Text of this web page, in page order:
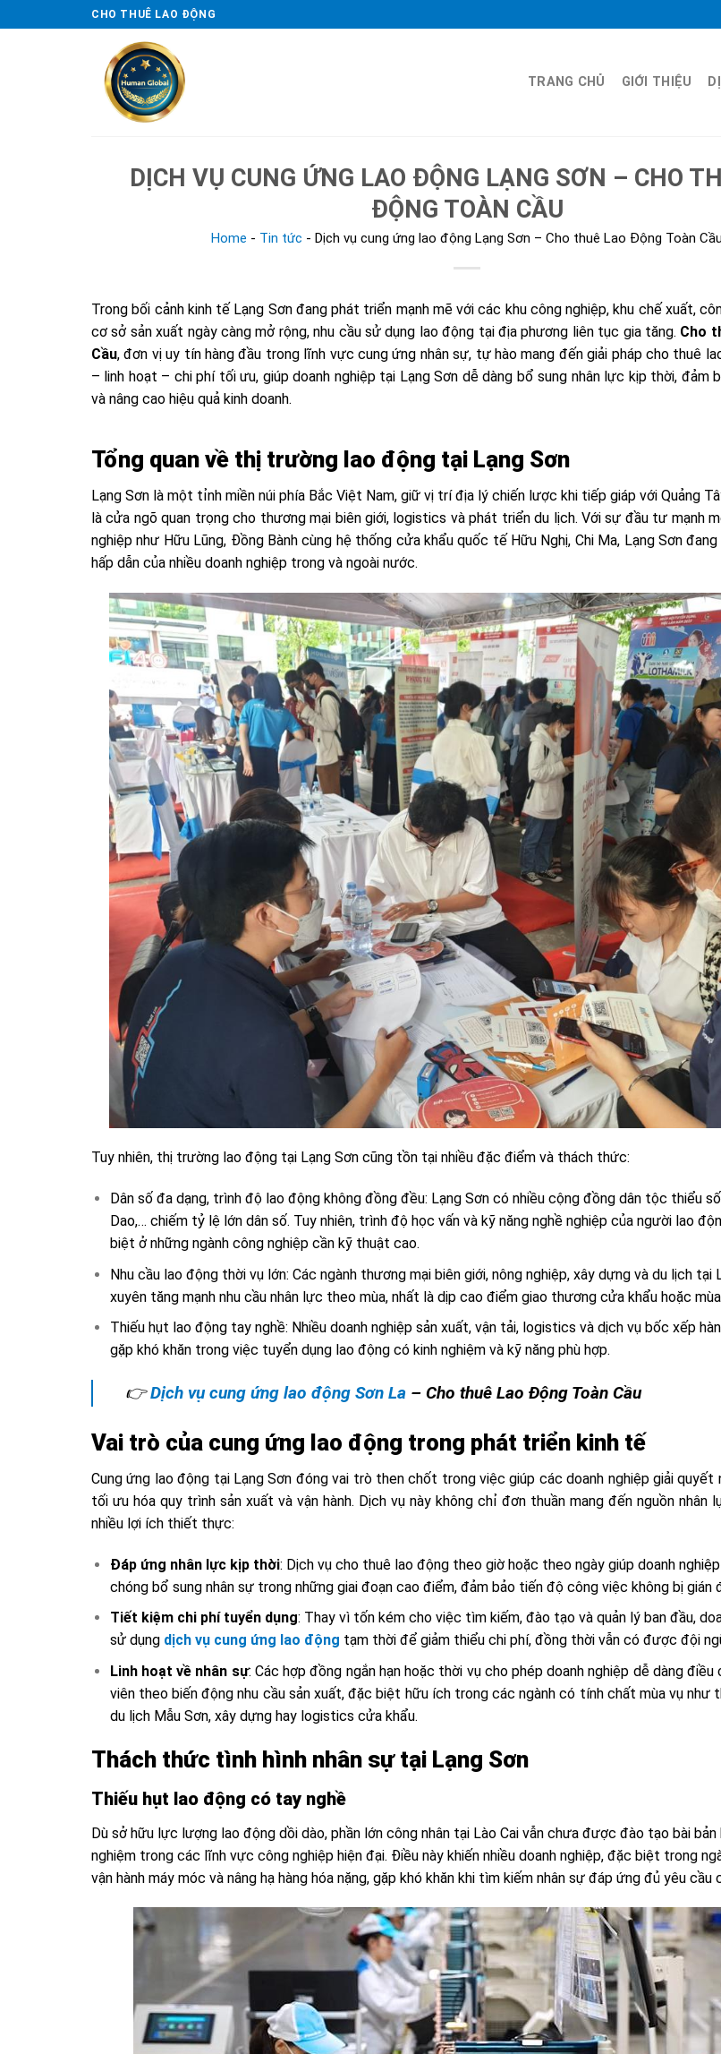
to
CHO THUÊ LAO ĐỘNG
TRANG CHỦ GIỚI THIỆU
DỊCH VỤ CUNG ỨNG LAO ĐỘNG LẠNG SƠN – CHO
ĐỘNG TOÀN CẦU
Home - Tin tức - Dịch vụ cung ứng lao động Lạng Sơn – Cho thuê Lao Động Toàn Cầu
Trong bối cảnh kinh tế Lạng Sơn đang phát triển mạnh mẽ với các khu công nghiệp, khu chế xuất,
cơ sở sản xuất ngày càng mở rộng, nhu cầu sử dụng lao động tại địa phương liên tục gia tăng. Cho
Cầu, đơn vị uy tín hàng đầu trong lĩnh vực cung ứng nhân sự, tự hào mang đến giải pháp cho thuê
– linh hoạt – chi phí tối ưu, giúp doanh nghiệp tại Lạng Sơn dễ dàng bổ sung nhân lực kịp thời, đảm
và nâng cao hiệu quả kinh doanh.
Tổng quan về thị trường lao động tại Lạng Sơn
Lạng Sơn là một tỉnh miền núi phía Bắc Việt Nam, giữ vị trí địa lý chiến lược khi tiếp giáp với Quảng
là cửa ngõ quan trọng cho thương mại biên giới, logistics và phát triển du lịch. Với sự đầu tư mạnh
nghiệp như Hữu Lũng, Đồng Bành cùng hệ thống cửa khẩu quốc tế Hữu Nghị, Chi Ma, Lạng Sơn
hấp dẫn của nhiều doanh nghiệp trong và ngoài nước.
Tuy nhiên, thị trường lao động tại Lạng Sơn cũng tồn tại nhiều đặc điểm và thách thức:
Dân số đa dạng, trình độ lao động không đồng đều: Lạng Sơn có nhiều cộng đồng dân tộc thiểu
Dao,… chiếm tỷ lệ lớn dân số. Tuy nhiên, trình độ học vấn và kỹ năng nghề nghiệp của người lao
biệt ở những ngành công nghiệp cần kỹ thuật cao.
Nhu cầu lao động thời vụ lớn: Các ngành thương mại biên giới, nông nghiệp, xây dựng và du lịch tại
xuyên tăng mạnh nhu cầu nhân lực theo mùa, nhất là dịp cao điểm giao thương cửa khẩu hoặc
Thiếu hụt lao động tay nghề: Nhiều doanh nghiệp sản xuất, vận tải, logistics và dịch vụ bốc xếp
gặp khó khăn trong việc tuyển dụng lao động có kinh nghiệm và kỹ năng phù hợp.
👉 Dịch vụ cung ứng lao động Sơn La – Cho thuê Lao Động Toàn Cầu
Vai trò của cung ứng lao động trong phát triển kinh tế
Cung ứng lao động tại Lạng Sơn đóng vai trò then chốt trong việc giúp các doanh nghiệp giải quyết
tối ưu hóa quy trình sản xuất và vận hành. Dịch vụ này không chỉ đơn thuần mang đến nguồn nhân
nhiều lợi ích thiết thực:
Đáp ứng nhân lực kịp thời: Dịch vụ cho thuê lao động theo giờ hoặc theo ngày giúp doanh
chóng bổ sung nhân sự trong những giai đoạn cao điểm, đảm bảo tiến độ công việc không bị gián
Tiết kiệm chi phí tuyển dụng: Thay vì tốn kém cho việc tìm kiếm, đào tạo và quản lý ban đầu,
sử dụng dịch vụ cung ứng lao động tạm thời để giảm thiểu chi phí, đồng thời vẫn có được đội
Linh hoạt về nhân sự: Các hợp đồng ngắn hạn hoặc thời vụ cho phép doanh nghiệp dễ dàng điều
viên theo biến động nhu cầu sản xuất, đặc biệt hữu ích trong các ngành có tính chất mùa vụ như
du lịch Mẫu Sơn, xây dựng hay logistics cửa khẩu.
Thách thức tình hình nhân sự tại Lạng Sơn
Thiếu hụt lao động có tay nghề
Dù sở hữu lực lượng lao động dồi dào, phần lớn công nhân tại Lào Cai vẫn chưa được đào tạo bài bản
nghiệm trong các lĩnh vực công nghiệp hiện đại. Điều này khiến nhiều doanh nghiệp, đặc biệt trong
vận hành máy móc và nâng hạ hàng hóa nặng, gặp khó khăn khi tìm kiếm nhân sự đáp ứng đủ yêu cầu